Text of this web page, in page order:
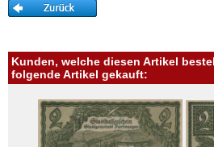
Essen
Ettal
Ettenheim
Eutin
Orte mit F...
Erhaltungsgrade
Gratisbanknoten
FAQ
Mehr über...
Kunden, welche diesen Artikel
folgende Artikel gekauft: